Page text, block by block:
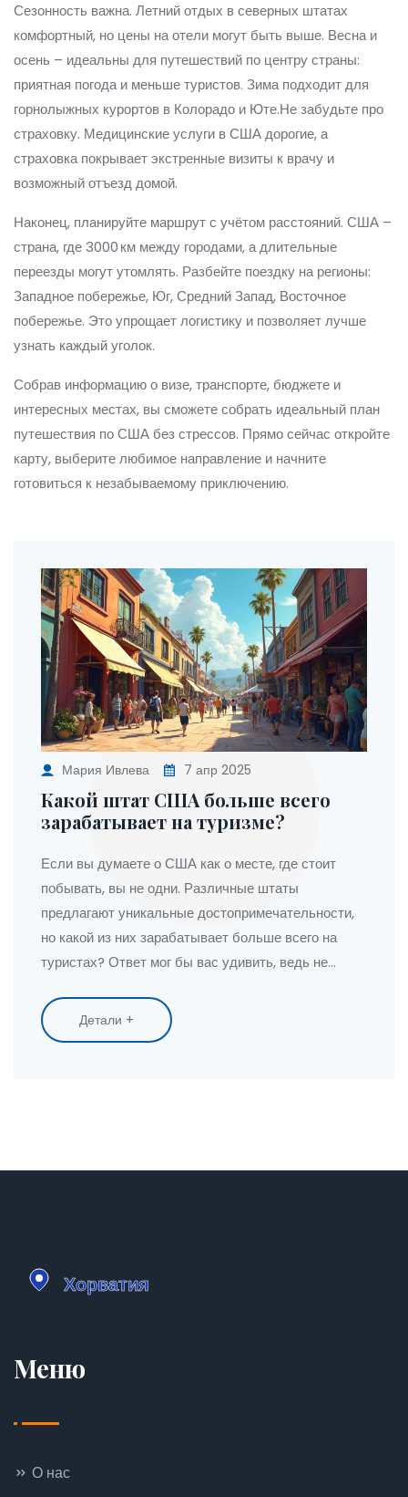
Сезонность важна. Летний отдых в северных штатах
комфортный, но цены на отели могут быть выше. Весна и
осень – идеальны для путешествий по центру страны:
приятная погода и меньше туристов. Зима подходит для
горнолыжных курортов в Колорадо и Юте.Не забудьте про
страховку. Медицинские услуги в США дорогие, а
страховка покрывает экстренные визиты к врачу и
возможный отъезд домой.
Наконец, планируйте маршрут с учётом расстояний. США –
страна, где 3000 км между городами, а длительные
переезды могут утомлять. Разбейте поездку на регионы:
Западное побережье, Юг, Средний Запад, Восточное
побережье. Это упрощает логистику и позволяет лучше
узнать каждый уголок.
Собрав информацию о визе, транспорте, бюджете и
интересных местах, вы сможете собрать идеальный план
путешествия по США без стрессов. Прямо сейчас откройте
карту, выберите любимое направление и начните
готовиться к незабываемому приключению.
Мария Ивлева 7 апр 2025
Какой штат США больше всего
зарабатывает на туризме?
Если вы думаете о США как о месте, где стоит
побывать, вы не одни. Различные штаты
предлагают уникальные достопримечательности,
но какой из них зарабатывает больше всего на
туристах? Ответ мог бы вас удивить, ведь не
оказываются лидерами. Рассмотрим факторы,
почему одни штаты прибыльнее других и что
Детали +
Меню
О нас